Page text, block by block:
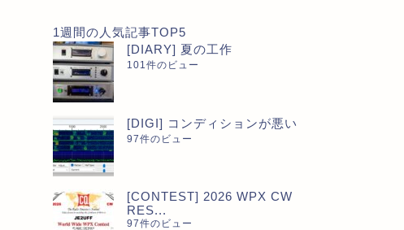
1週間の人気記事TOP5
[DIARY] 夏の工作
101件のビュー
[DIGI] コンディションが悪い
97件のビュー
[CONTEST] 2026 WPX CW
RES...
97件のビュー